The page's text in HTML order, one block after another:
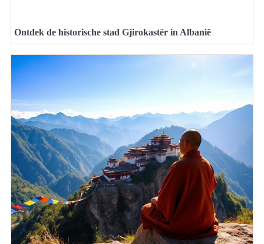
Ontdek de historische stad Gjirokastër in Albanië